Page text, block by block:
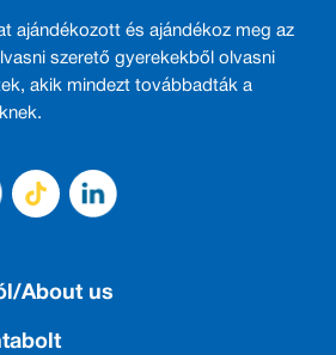
ajándékozott és ajándékoz meg az
szerető gyerekekből olvasni
akik mindezt továbbadták a
About us